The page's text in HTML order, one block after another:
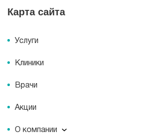
Карта сайта
Услуги
Клиники
Врачи
Акции
О компании